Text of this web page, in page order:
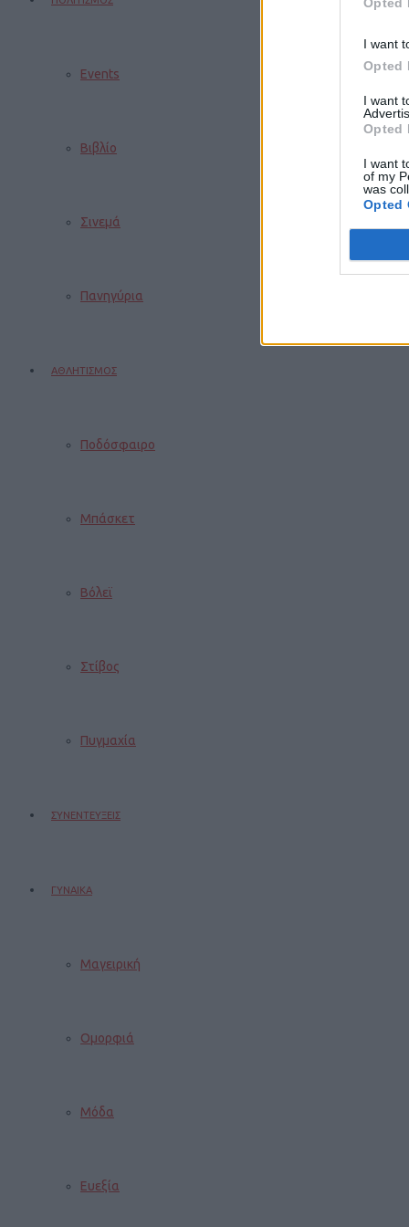
I want
Opted
I want
Opted
I want
of my
was
Opted
Events
Βιβλίο
Σινεμά
Πανηγύρια
ΑΘΛΗΤΙΣΜΟΣ
Ποδόσφαιρο
Μπάσκετ
Βόλεϊ
Στίβος
Πυγμαχία
ΣΥΝΕΝΤΕΥΞΕΙΣ
ΓΥΝΑΙΚΑ
Μαγειρική
Ομορφιά
Μόδα
Ευεξία